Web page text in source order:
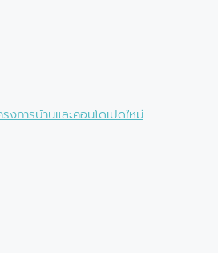
รงการบ้านและคอนโดเปิดใหม่